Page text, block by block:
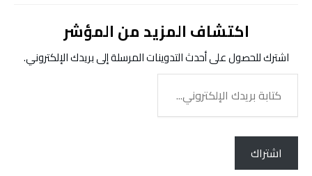
اكتشاف المزيد من المؤشر
اشترك للحصول على أحدث التدوينات المرسلة إلى بريدك الإلكتروني.
بريدك
الإلكتروني...
اشتراك